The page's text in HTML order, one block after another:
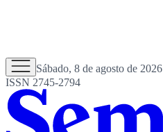
Sábado, 8 de agosto de 2026
ISSN 2745-2794